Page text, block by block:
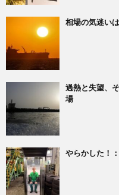
相場の気迷い
過熱と失望、
場
やらかした！